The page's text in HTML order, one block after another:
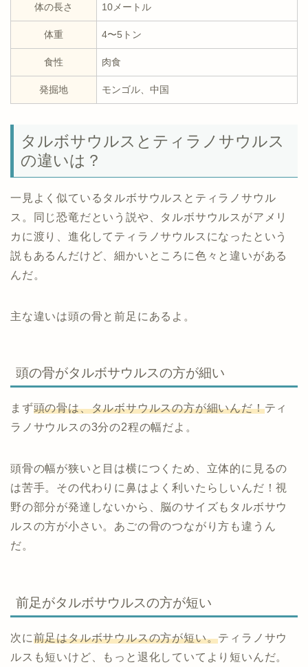
体の長さ 10メートル
体重 4〜5トン
食性 肉食
発掘地 モンゴル、中国
タルボサウルスとティラノサウルス
の違いは？
一見よく似ているタルボサウルスとティラノサウル
ス。同じ恐竜だという説や、タルボサウルスがアメリ
カに渡り、進化してティラノサウルスになったという
説もあるんだけど、細かいところに色々と違いがある
んだ。
主な違いは頭の骨と前足にあるよ。
頭の骨がタルボサウルスの方が細い
まず頭の骨は、タルボサウルスの方が細いんだ！ティ
ラノサウルスの3分の2程の幅だよ。
頭骨の幅が狭いと目は横につくため、立体的に見るの
は苦手。その代わりに鼻はよく利いたらしいんだ！視
野の部分が発達しないから、脳のサイズもタルボサウ
ルスの方が小さい。あごの骨のつながり方も違うん
だ。
前足がタルボサウルスの方が短い
次に前足はタルボサウルスの方が短い。ティラノサウ
ルスも短いけど、もっと退化していてより短いんだ。